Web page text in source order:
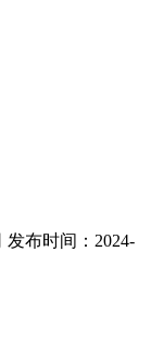
发布时间：2024-